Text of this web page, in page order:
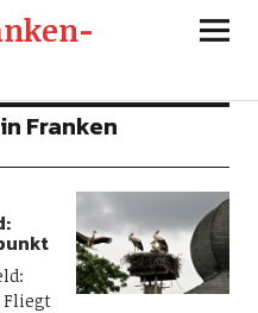
Franken
Fliegt